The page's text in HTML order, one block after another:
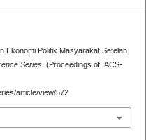
Ekonomi Politik Masyarakat Setelah
Series, (Proceedings of IACS-
article/view/572